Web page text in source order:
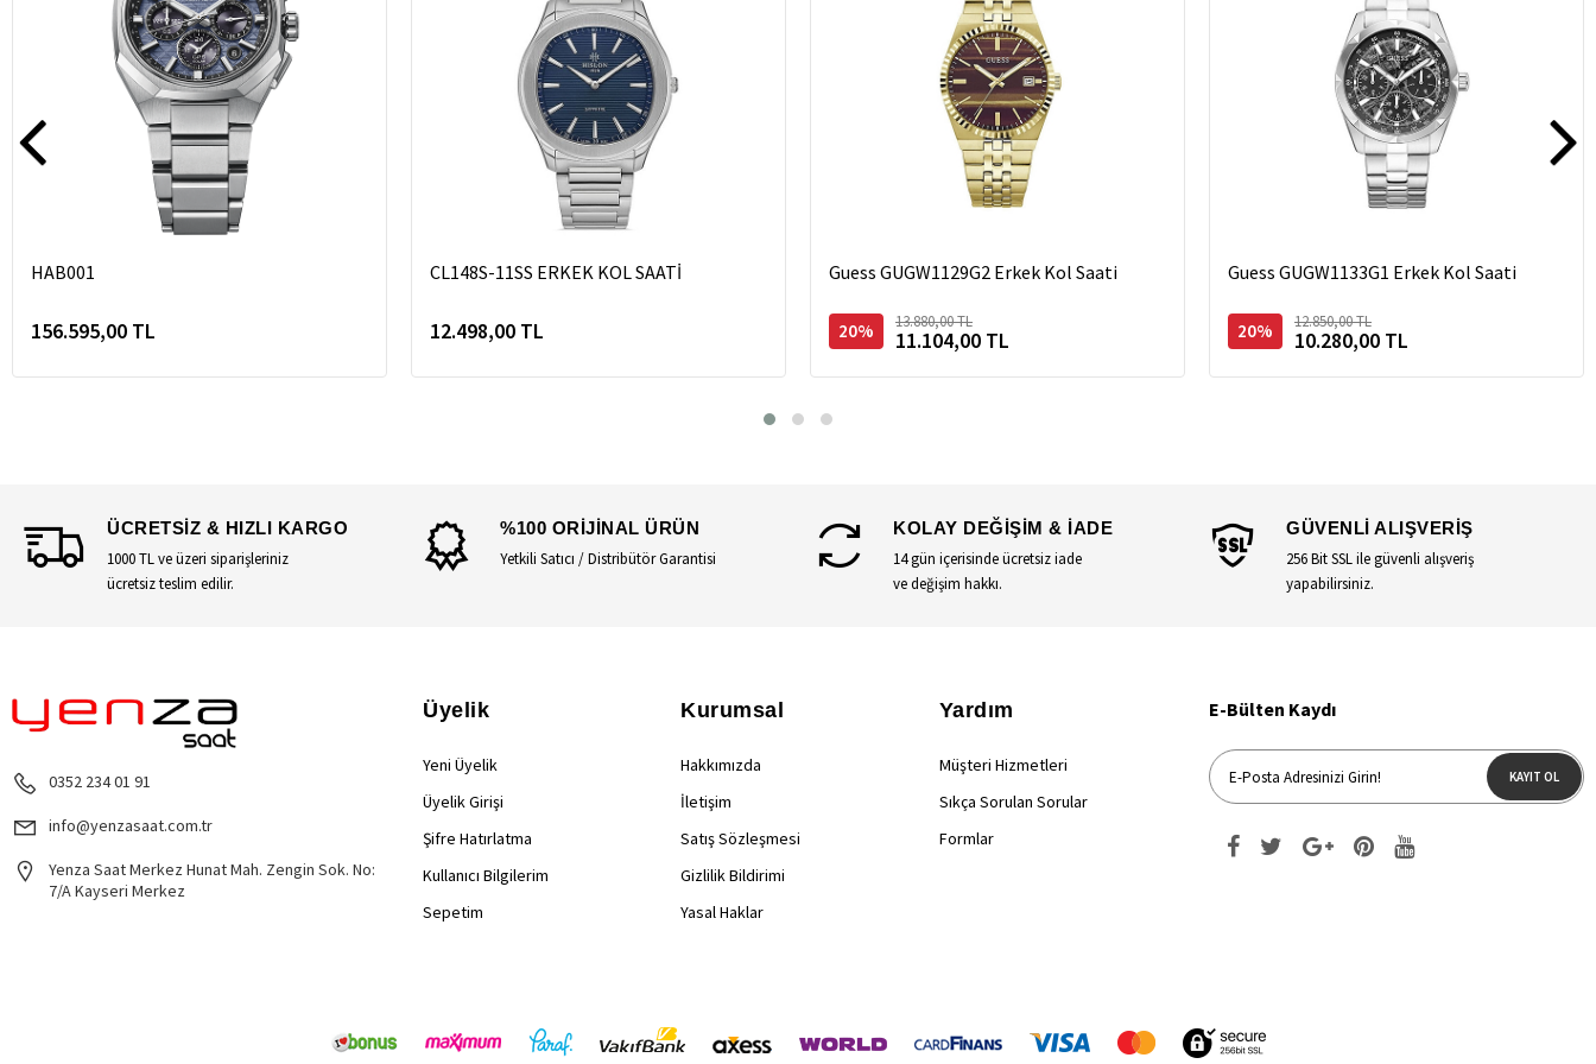
HAB001
156.595,00 TL
CL148S-11SS ERKEK KOL SAATİ
12.498,00 TL
Guess GUGW1129G2 Erkek Kol Saati
20% 13.880,00 TL
11.104,00 TL
Guess GUGW1133G1 Erkek Kol Saati
20% 12.850,00 TL
10.280,00 TL
ÜCRETSİZ & HIZLI KARGO
1000 TL ve üzeri siparişleriniz
ücretsiz teslim edilir.
%100 ORİJİNAL ÜRÜN
Yetkili Satıcı / Distribütör Garantisi
KOLAY DEĞİŞİM & İADE
14 gün içerisinde ücretsiz iade
ve değişim hakkı.
GÜVENLİ ALIŞVERİŞ
256 Bit SSL ile güvenli alışveriş
yapabilirsiniz.
0352 234 01 91
info@yenzasaat.com.tr
Yenza Saat Merkez Hunat Mah. Zengin Sok. No:
7/A Kayseri Merkez
Üyelik
Yeni Üyelik
Üyelik Girişi
Şifre Hatırlatma
Kullanıcı Bilgilerim
Sepetim
Kurumsal
Hakkımızda
İletişim
Satış Sözleşmesi
Gizlilik Bildirimi
Yasal Haklar
Yardım
Müşteri Hizmetleri
Sıkça Sorulan Sorular
Formlar
E-Bülten Kaydı
KAYIT OL